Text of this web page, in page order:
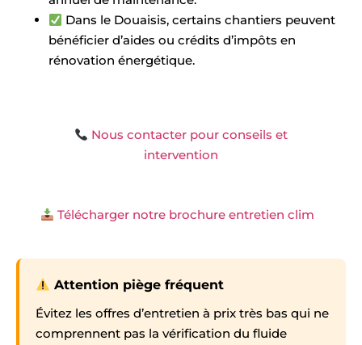
Dans le Douaisis, certains chantiers peuvent
bénéficier d’aides ou crédits d’impôts en
rénovation énergétique.
Nous contacter pour conseils et
intervention
Télécharger notre brochure entretien clim
Attention piège fréquent
Évitez les offres d’entretien à prix très bas qui ne
comprennent pas la vérification du fluide